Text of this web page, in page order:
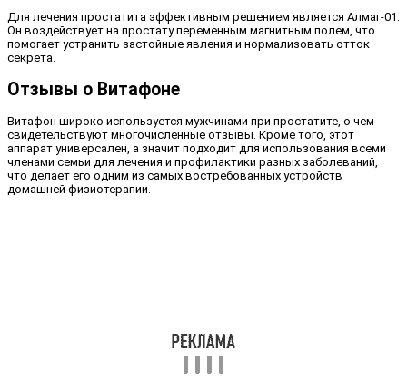
Для лечения простатита эффективным решением является Алмаг-01.
Он воздействует на простату переменным магнитным полем, что
помогает устранить застойные явления и нормализовать отток
секрета.
Отзывы о Витафоне
Витафон широко используется мужчинами при простатите, о чем
свидетельствуют многочисленные отзывы. Кроме того, этот
аппарат универсален, а значит подходит для использования всеми
членами семьи для лечения и профилактики разных заболеваний,
что делает его одним из самых востребованных устройств
домашней физиотерапии.